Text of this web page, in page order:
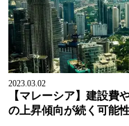
2023.03.02
【マレーシア】建設費
の上昇傾向が続く可能